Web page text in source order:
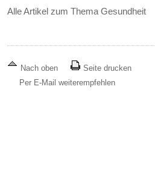
Alle Artikel zum Thema Gesundheit
Nach oben
Seite drucken
Per E-Mail weiterempfehlen